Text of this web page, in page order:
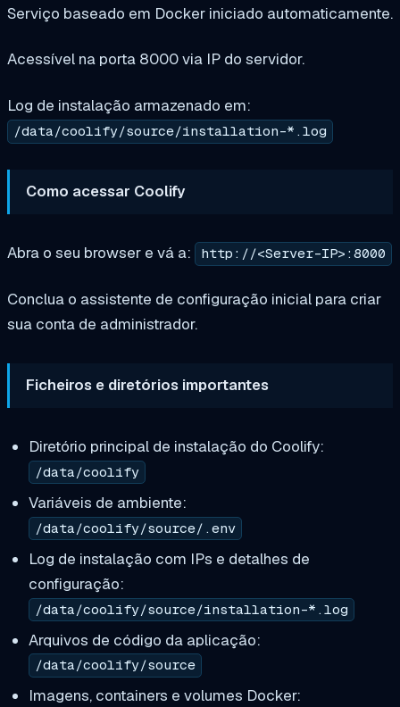
Serviço baseado em Docker iniciado automaticamente.
Acessível na porta 8000 via IP do servidor.
Log de instalação armazenado em:
/data/coolify/source/installation-*.log
Como acessar Coolify
Abra o seu browser e vá a: http://<Server-IP>:8000
Conclua o assistente de configuração inicial para criar
sua conta de administrador.
Ficheiros e diretórios importantes
Diretório principal de instalação do Coolify:
/data/coolify
Variáveis de ambiente:
/data/coolify/source/.env
Log de instalação com IPs e detalhes de
configuração:
/data/coolify/source/installation-*.log
Arquivos de código da aplicação:
/data/coolify/source
Imagens, containers e volumes Docker: